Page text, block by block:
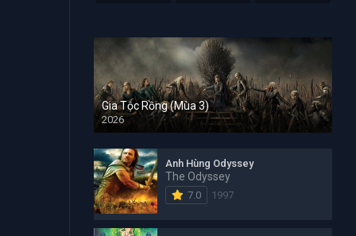
Gia Tộc Rồng (Mùa 3)
2026
Anh Hùng Odyssey
The Odyssey
7.0 1997